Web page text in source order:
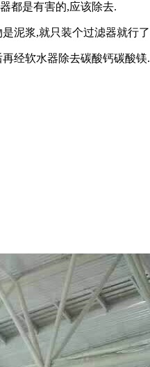
都是有害的,应该除去.
泥浆,就只装个过滤器就行了
再经软水器除去碳酸钙碳酸镁.